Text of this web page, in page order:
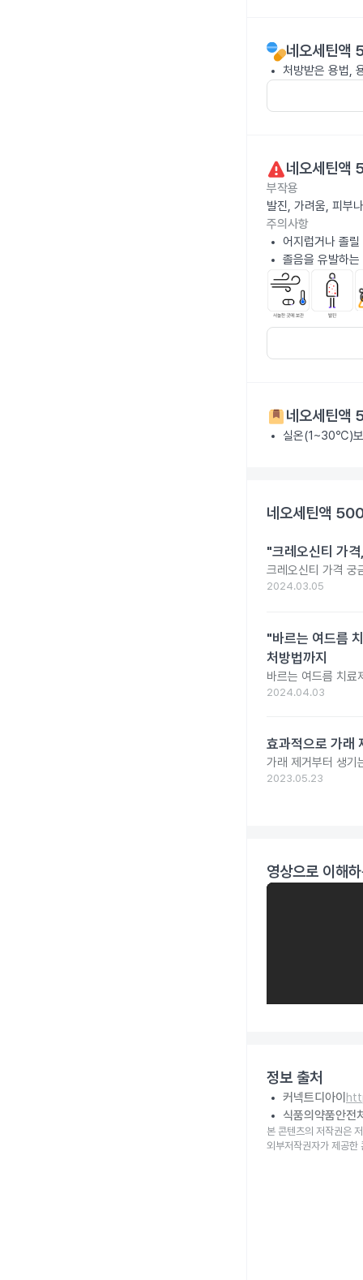
네오세틴
처방받은 용법,
네오세틴
부작용
발진, 가려움, 피부
주의사항
어지럽거나 졸
졸음을 유발하
네오세틴
실온(1~30℃)보
네오세틴액
"크레오신티 가
크레오신티 가격 궁
2024.03.05
"바르는 여드름
처방법까지
바르는 여드름 치료
2024.04.03
효과적으로 가래
가래 제거부터 생기
2023.05.23
영상으로 이해
정보 출처
커넥트디아이
식품의약품안전
본 콘텐츠의 저작권은
외부저작권자가 제공한